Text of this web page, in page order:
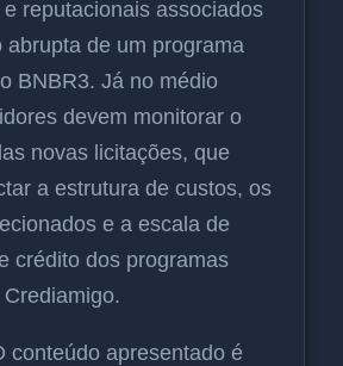
reputacionais associados
abrupta de um programa
BNBR3. Já no médio
devem monitorar o
novas licitações, que
a estrutura de custos, os
e a escala de
crédito dos programas
conteúdo apresentado é